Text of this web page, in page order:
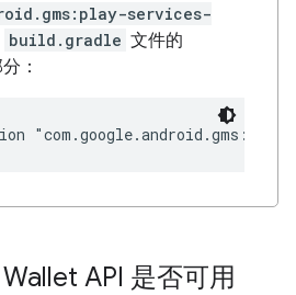
services-
build.gradle 文件的
：
API 是否可用